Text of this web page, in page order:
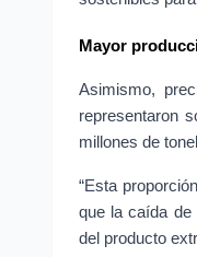
Mayor
Asimismo,
representaron
millones de
“Esta
que la caída de
del producto